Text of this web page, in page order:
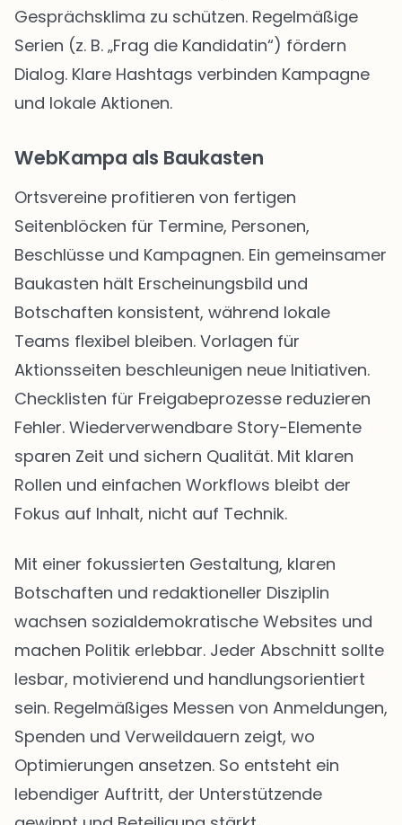
Gesprächsklima zu schützen. Regelmäßige
Serien (z. B. „Frag die Kandidatin“) fördern
Dialog. Klare Hashtags verbinden Kampagne
und lokale Aktionen.
WebKampa als Baukasten
Ortsvereine profitieren von fertigen
Seitenblöcken für Termine, Personen,
Beschlüsse und Kampagnen. Ein gemeinsamer
Baukasten hält Erscheinungsbild und
Botschaften konsistent, während lokale
Teams flexibel bleiben. Vorlagen für
Aktionsseiten beschleunigen neue Initiativen.
Checklisten für Freigabeprozesse reduzieren
Fehler. Wiederverwendbare Story-Elemente
sparen Zeit und sichern Qualität. Mit klaren
Rollen und einfachen Workflows bleibt der
Fokus auf Inhalt, nicht auf Technik.
Mit einer fokussierten Gestaltung, klaren
Botschaften und redaktioneller Disziplin
wachsen sozialdemokratische Websites und
machen Politik erlebbar. Jeder Abschnitt sollte
lesbar, motivierend und handlungsorientiert
sein. Regelmäßiges Messen von Anmeldungen,
Spenden und Verweildauern zeigt, wo
Optimierungen ansetzen. So entsteht ein
lebendiger Auftritt, der Unterstützende